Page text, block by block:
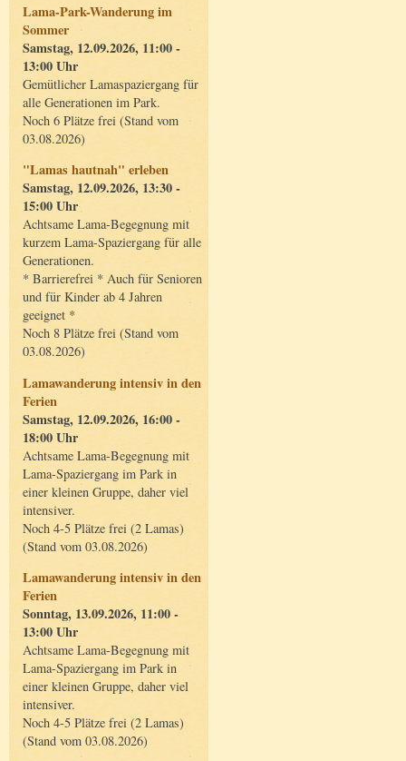
Lama-Park-Wanderung im
Sommer
Samstag, 12.09.2026, 11:00 -
13:00 Uhr
Gemütlicher Lamaspaziergang für
alle Generationen im Park.
Noch 6 Plätze frei (Stand vom
03.08.2026)
"Lamas hautnah" erleben
Samstag, 12.09.2026, 13:30 -
15:00 Uhr
Achtsame Lama-Begegnung mit
kurzem Lama-Spaziergang für alle
Generationen.
* Barrierefrei * Auch für Senioren
und für Kinder ab 4 Jahren
geeignet *
Noch 8 Plätze frei (Stand vom
03.08.2026)
Lamawanderung intensiv in den
Ferien
Samstag, 12.09.2026, 16:00 -
18:00 Uhr
Achtsame Lama-Begegnung mit
Lama-Spaziergang im Park in
einer kleinen Gruppe, daher viel
intensiver.
Noch 4-5 Plätze frei (2 Lamas)
(Stand vom 03.08.2026)
Lamawanderung intensiv in den
Ferien
Sonntag, 13.09.2026, 11:00 -
13:00 Uhr
Achtsame Lama-Begegnung mit
Lama-Spaziergang im Park in
einer kleinen Gruppe, daher viel
intensiver.
Noch 4-5 Plätze frei (2 Lamas)
(Stand vom 03.08.2026)